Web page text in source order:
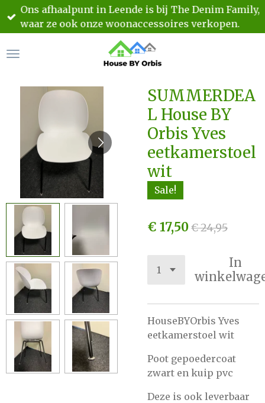
Ga
direct
de
Ons afhaalpunt in Leende is bij The Denim Family,
waar ze ook onze woonaccessoires verkopen.
SUMMERDEA
L House BY
Orbis Yves
eetkamerstoel
wit
Sale!
€ 17,50€ 24,95
In
HouseBYOrbis Yves
eetkamerstoel wit
Poot gepoedercoat
zwart en kuip pvc
Deze is ook leverbaar